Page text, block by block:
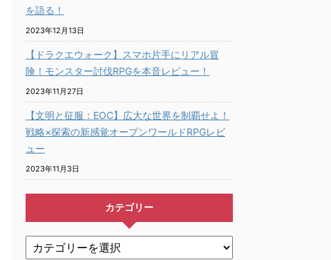
を語る！
2023年12月13日
【ドラクエウォーク】スマホ片手にリアル冒
険！モンスター討伐RPGを本音レビュー！
2023年11月27日
【文明と征服：EOC】広大な世界を制覇せよ！
戦略×探索の新感覚オープンワールドRPGレビ
ュー
2023年11月3日
カテゴリー